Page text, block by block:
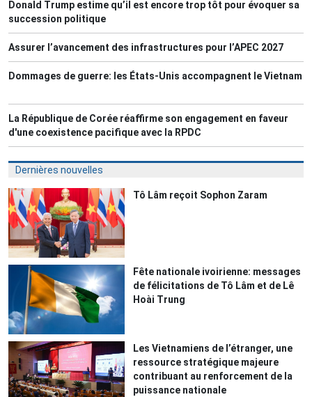
Donald Trump estime qu’il est encore trop tôt pour évoquer sa
succession politique
Assurer l’avancement des infrastructures pour l’APEC 2027
Dommages de guerre: les États-Unis accompagnent le Vietnam
La République de Corée réaffirme son engagement en faveur
d'une coexistence pacifique avec la RPDC
Dernières nouvelles
Tô Lâm reçoit Sophon Zaram
Fête nationale ivoirienne: messages
de félicitations de Tô Lâm et de Lê
Hoài Trung
Les Vietnamiens de l’étranger, une
ressource stratégique majeure
contribuant au renforcement de la
puissance nationale